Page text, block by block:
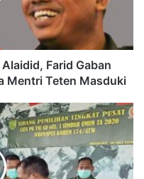
Farid Gaban
Mentri Teten Masduki